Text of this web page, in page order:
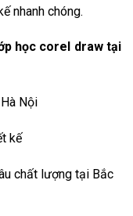
nhanh chóng.
học corel draw tại
kế